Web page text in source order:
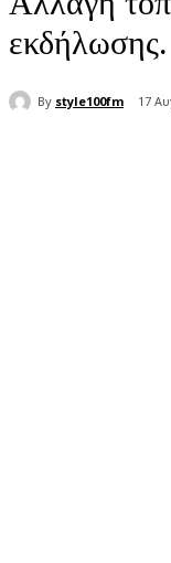
εκδήλωσης.
By style100fm 17